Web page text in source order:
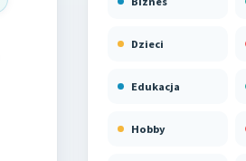
Dzieci
Edukacja
Hobby